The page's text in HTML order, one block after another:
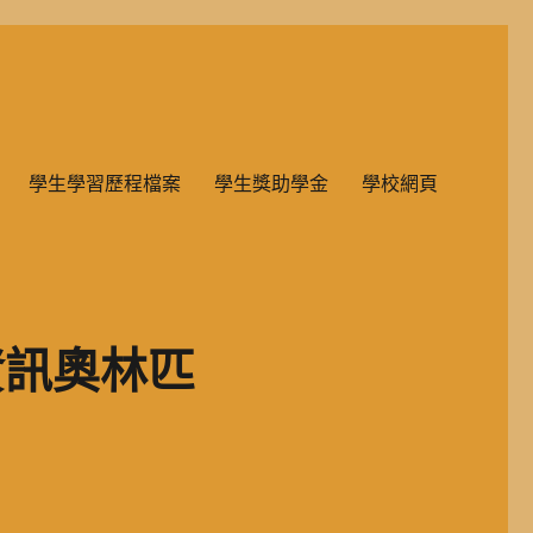
學生學習歷程檔案 學生獎助學金 學校網頁
奧林匹